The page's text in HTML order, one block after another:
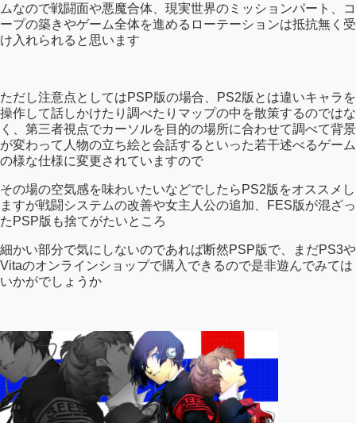
ムなので戦闘面や悪魔合体、現実世界のミッションパート、コ
ープの築きやゲーム全体を進めるローテーションは抵抗無く受
け入れられると思います
ただし注意点としてはPSP版の場合、PS2版とは違いキャラを
操作して話しかけたり調べたりマップの中を散策するのではな
く、第三者視点でカーソルを目的の場所に合わせて調べて背景
が変わって人物の立ち絵と会話するといった若干述べるゲーム
の様な仕様に変更されていますので
その場の空気感を味わいたいなどでしたらPS2版をオススメし
ますが戦闘システムの改善や女主人公の追加、FES版が混ざっ
たPSP版も捨てがたいところ
細かい部分で気にしないのであれば断然PSP版で、まだPS3や
Vitaのオンラインショップで購入できるので是非遊んでみては
いかがでしょうか